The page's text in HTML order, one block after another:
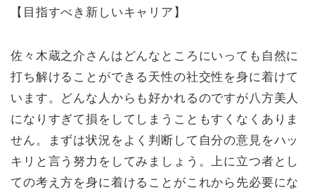
【目指すべき新しいキャリア】
佐々木蔵之介さんはどんなところにいっても自然に
打ち解けることができる天性の社交性を身に着けて
います。どんな人からも好かれるのですが八方美人
になりすぎて損をしてしまうこともすくなくありま
せん。まずは状況をよく判断して自分の意見をハッ
キリと言う努力をしてみましょう。上に立つ者とし
ての考え方を身に着けることがこれから先必要にな